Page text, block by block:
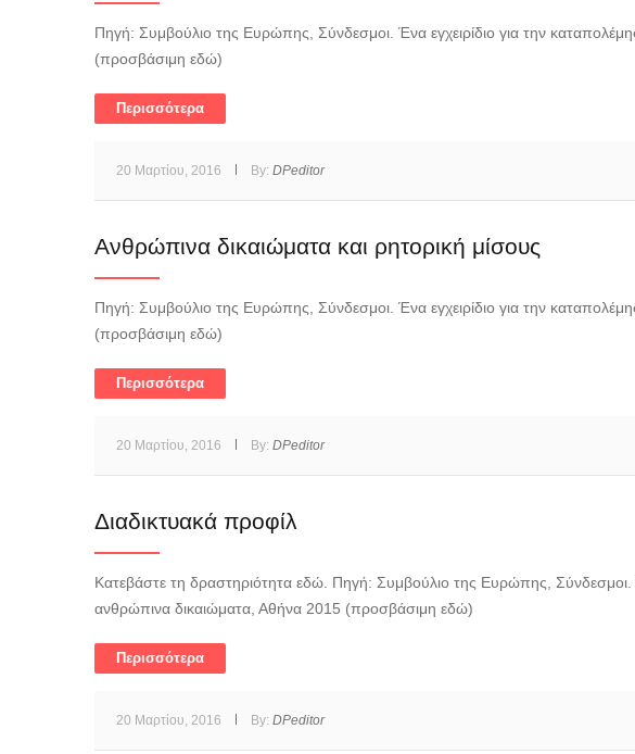
Πηγή: Συμβούλιο της Ευρώπης, Σύνδεσμοι. Ένα εγχειρίδιο για την
(προσβάσιμη εδώ)
Περισσότερα
20 Μαρτίου, 2016 By: DPeditor
Ανθρώπινα δικαιώματα και ρητορική μίσους
Πηγή: Συμβούλιο της Ευρώπης, Σύνδεσμοι. Ένα εγχειρίδιο για την
(προσβάσιμη εδώ)
Περισσότερα
20 Μαρτίου, 2016 By: DPeditor
Διαδικτυακά προφίλ
Κατεβάστε τη δραστηριότητα εδώ. Πηγή: Συμβούλιο της Ευρώπης, Σύνδεσμοι.
ανθρώπινα δικαιώματα, Αθήνα 2015 (προσβάσιμη εδώ)
Περισσότερα
20 Μαρτίου, 2016 By: DPeditor